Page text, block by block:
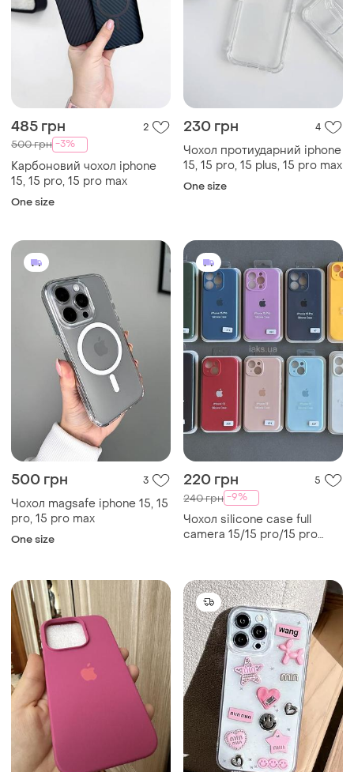
485 грн 2
500 грн -3%
Карбоновий чохол iphone
15, 15 pro, 15 pro max
One size
230 грн 4
Чохол протиударний iphone
15, 15 pro, 15 plus, 15 pro max
One size
500 грн 3
Чохол magsafe iphone 15, 15
pro, 15 pro max
One size
220 грн 5
240 грн -9%
Чохол silicone case full
camera 15/15 pro/15 pro